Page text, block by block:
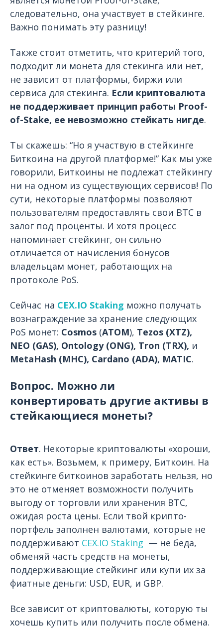
следовательно, она участвует в стейкинге.
Важно понимать эту разницу!
Также стоит отметить, что критерий того,
подходит ли монета для стекинга или нет,
не зависит от платформы, биржи или
сервиса для стекинга. Если криптовалюта
не поддерживает принцип работы Proof-
of-Stake, ее невозможно стейкать нигде.
Ты скажешь: “Но я участвую в стейкинге
Биткоина на другой платформе!” Как мы уже
говорили, Биткоины не подлежат стейкингу
ни на одном из существующих сервисов! По
сути, некоторые платформы позволяют
пользователям предоставлять свои BTC в
залог под проценты. И хотя процесс
напоминает стейкинг, он сильно
отличается от начисления бонусов
владельцам монет, работающих на
протоколе PoS.
Сейчас на CEX.IO Staking можно получать
вознаграждение за хранение следующих
PoS монет: Cosmos (ATOM), Tezos (XTZ),
NEO (GAS), Ontology (ONG), Tron (TRX), и
MetaHash (MHC), Cardano (ADA), MATIC.
Вопрос. Можно ли
конвертировать другие активы в
стейкающиеся монеты?
Ответ. Некоторые криптовалюты «хороши,
как есть». Возьмем, к примеру, Биткоин. На
стейкинге биткоинов заработать нельзя, но
это не отменяет возможности получить
выгоду от торговли или хранения BTC,
ожидая роста цены. Если твой крипто-
портфель заполнен валютами, которые не
поддерживают CEX.IO Staking — не беда,
обменяй часть средств на монеты,
поддерживающие стейкинг или купи их за
фиатные деньги: USD, EUR, и GBP.
Все зависит от криптовалюты, которую ты
хочешь купить или получить после обмена.